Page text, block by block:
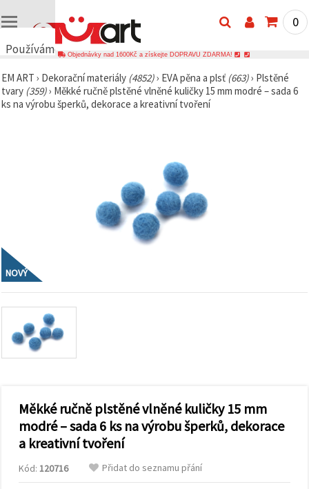
Používáme
🍪
Používáme
cookies a
souhlasem
analyzovali
návštěvnost
a
zobrazovali
reklamu, a
to i s
pomocí
našich
marketing.
souhlasit s
použitím
cookies
kliknutím
0
Objednávky nad 1600Kč a získejte DOPRAVU ZDARMA!
EM ART › Dekorační materiály (4852)› EVA pěna a plsť (663)› Plstěné
tvary (359)› Měkké ručně plstěné vlněné kuličky 15 mm modré – sada 6
ks na výrobu šperků, dekorace a kreativní tvoření
NOVÝ
Měkké ručně plstěné vlněné kuličky 15 mm
modré – sada 6 ks na výrobu šperků, dekorace
a kreativní tvoření
Kód: 120716 Přidat do seznamu přání